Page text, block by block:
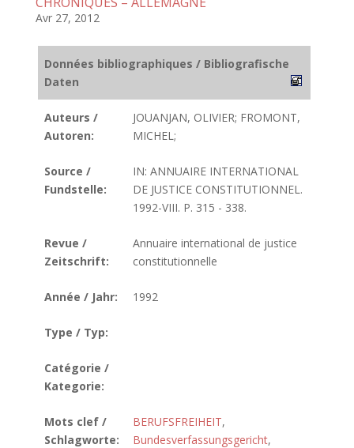
Avr 27, 2012
Données bibliographiques / Bibliografische
Daten
Auteurs /
Autoren:
JOUANJAN, OLIVIER; FROMONT,
MICHEL;
Source /
Fundstelle:
IN: ANNUAIRE INTERNATIONAL
DE JUSTICE CONSTITUTIONNEL.
1992-VIII. P. 315 - 338.
Revue /
Zeitschrift:
Annuaire international de justice
constitutionnelle
Année / Jahr: 1992
Type / Typ:
Catégorie /
Kategorie:
Mots clef /
Schlagworte:
BERUFSFREIHEIT,
Bundesverfassungsgericht,